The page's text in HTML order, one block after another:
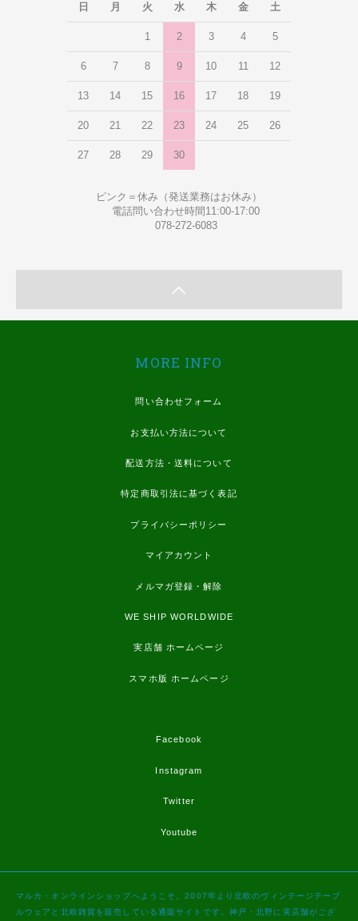
日
月 火 水 木 金 土
1 2 3 4 5
6 7 8 9 10 11 12
13 14 15 16 17 18 19
20 21 22 23 24 25 26
27 28 29 30
ピンク＝休み（発送業務はお休み）
電話問い合わせ時間11:00-17:00
078-272-6083
MORE INFO
問い合わせフォーム
お支払い方法について
配送方法・送料について
特定商取引法に基づく表記
プライバシーポリシー
マイアカウント
メルマガ登録・解除
WE SHIP WORLDWIDE
実店舗 ホームページ
スマホ版 ホームページ
Facebook
Instagram
Twitter
Youtube
マルカ・オンラインショップへようこそ。2007年より北欧のヴィンテージテーブ
ルウェアと北欧雑貨を販売している通販サイトです。神戸・北野に実店舗がござ